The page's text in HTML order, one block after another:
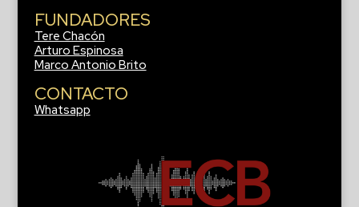
FUNDADORES
Tere Chacón
Arturo Espinosa
Marco Antonio Brito
CONTACTO
Whatsapp